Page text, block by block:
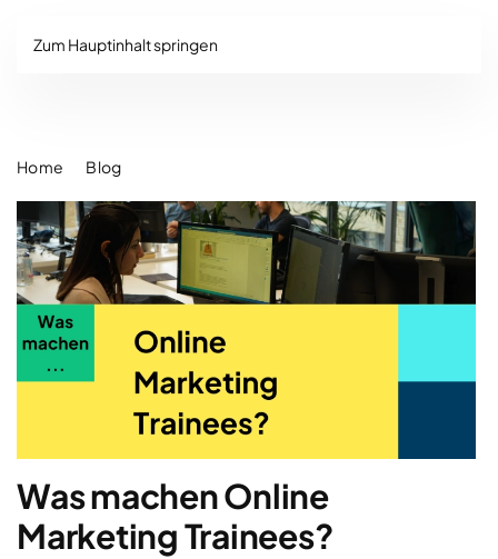
Zum Hauptinhalt springen
Home Blog
Was machen Online
Marketing Trainees?